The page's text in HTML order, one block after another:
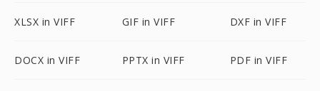
XLSX in VIFF GIF in VIFF DXF in VIFF
DOCX in VIFF PPTX in VIFF PDF in VIFF